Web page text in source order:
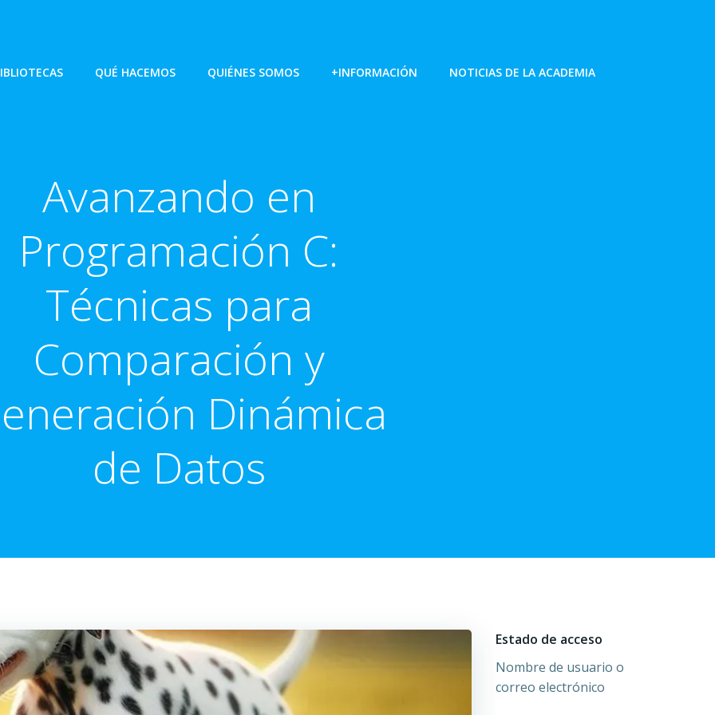
QUÉ HACEMOS QUIÉNES SOMOS +INFORMACIÓN NOTICIAS DE LA ACADEMIA
Avanzando en
Programación C:
Técnicas para
Comparación y
Dinámica
de Datos
Estado de acceso
Nombre de usuario o
correo electrónico